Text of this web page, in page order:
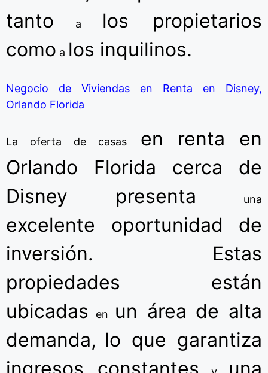
tanto a los propietarios
como a los inquilinos.
Negocio de Viviendas en Renta en Disney,
Orlando Florida
La oferta de casasen renta en
Orlando Florida cerca de
Disney presenta
una
excelente oportunidad de
inversión. Estas
propiedades están
ubicadas en un área de alta
demanda, lo que garantiza